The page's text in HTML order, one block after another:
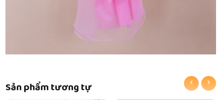
Sản phẩm tương tự ‹ ›